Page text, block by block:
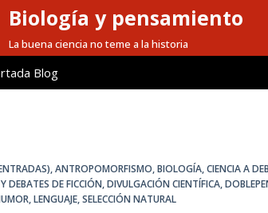
Biología y pensamiento
La buena ciencia no teme a la historia
Blog
,ANTROPOMORFISMO,BIOLOGÍA,CIENCIA A
DEBATES DE FICCIÓN,DIVULGACIÓN CIENTÍFICA,
,LENGUAJE,SELECCIÓN NATURAL